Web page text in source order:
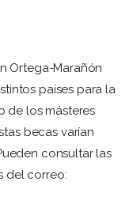
Ortega-Marañón
países para la
de los másteres
becas varían
consultar las
del correo: